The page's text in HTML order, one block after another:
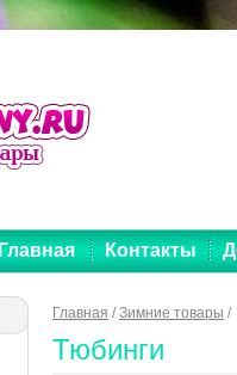
Главная Контакты
Главная /Зимние товары /
Тюбинги